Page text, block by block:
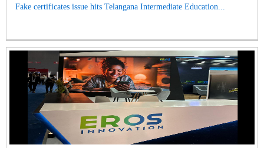
Fake certificates issue hits Telangana Intermediate Education...